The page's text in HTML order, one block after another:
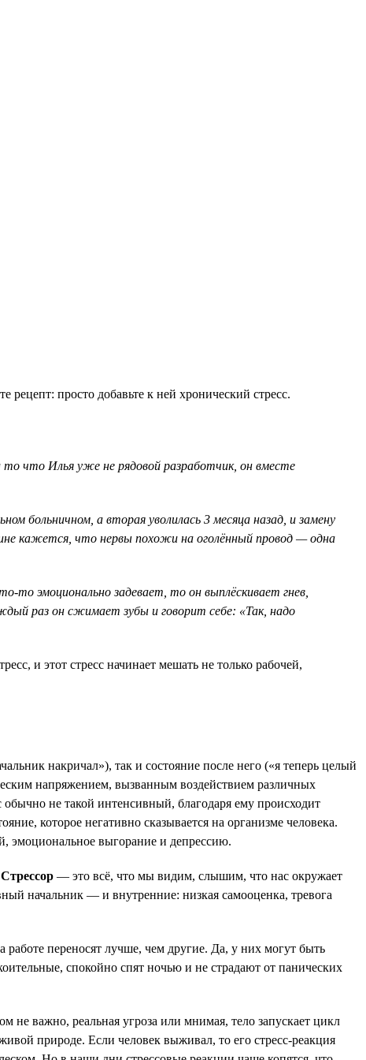
просто добавьте к ней хронический стресс.
что Илья уже не рядовой разработчик, он вместе
больничном, а вторая уволилась 3 месяца назад, и замену
кажется, что нервы похожи на оголённый провод — одна
эмоционально задевает, то он выплёскивает гнев,
раз он сжимает зубы и говорит себе: «Так, надо
и этот стресс начинает мешать не только рабочей,
накричал»), так и состояние после него («я теперь целый
напряжением, вызванным воздействием различных
обычно не такой интенсивный, благодаря ему происходит
которое негативно сказывается на организме человека.
эмоциональное выгорание и депрессию.
Стрессор — это всё, что мы видим, слышим, что нас окружает
начальник — и внутренние: низкая самооценка, тревога
работе переносят лучше, чем другие. Да, у них могут быть
спокойно спят ночью и не страдают от панических
не важно, реальная угроза или мнимая, тело запускает цикл
природе. Если человек выживал, то его стресс-реакция